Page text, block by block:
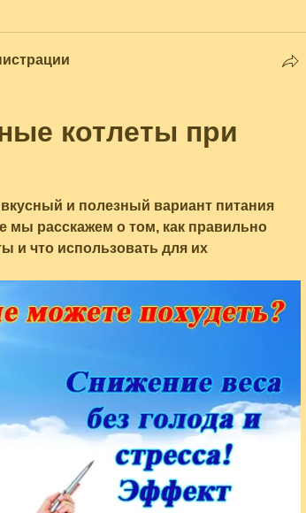
котлеты при
и полезный вариант питания
мы расскажем о том, как правильно
и что использовать для их